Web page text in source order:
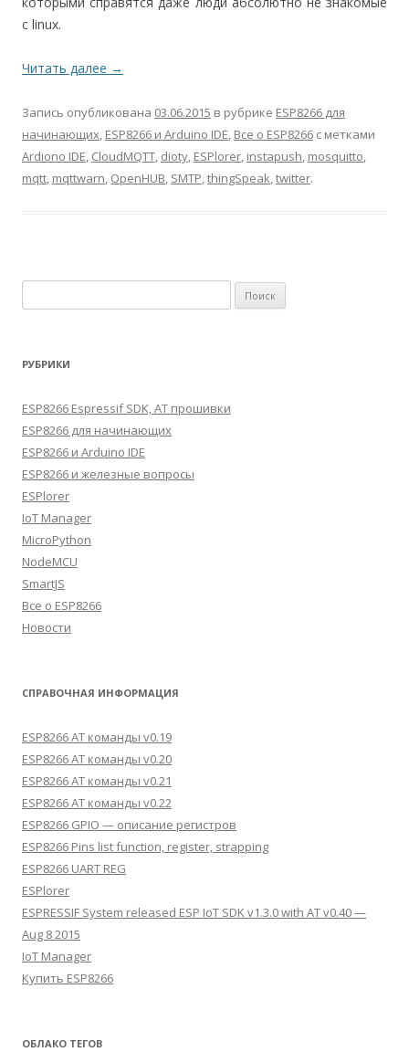
с linux.
Читать далее →
Запись опубликована 03.06.2015 в рубрике ESP8266 для
начинающих, ESP8266 и Arduino IDE, Все о ESP8266 с метками
Ardiono IDE, CloudMQTT, dioty, ESPlorer, instapush, mosquitto,
mqtt, mqttwarn, OpenHUB, SMTP,thingSpeak,twitter.
РУБРИКИ
ESP8266 Espressif SDK, AT прошивки
ESP8266 для начинающих
ESP8266 и Arduino IDE
ESP8266 и железные вопросы
ESPlorer
IoT Manager
MicroPython
NodeMCU
SmartJS
Все о ESP8266
Новости
СПРАВОЧНАЯ ИНФОРМАЦИЯ
ESP8266 AT команды v0.19
ESP8266 AT команды v0.20
ESP8266 AT команды v0.21
ESP8266 AT команды v0.22
ESP8266 GPIO — описание регистров
ESP8266 Pins list function, register, strapping
ESP8266 UART REG
ESPlorer
ESPRESSIF System released ESP IoT SDK v1.3.0 with AT v0.40 —
Aug 8 2015
IoT Manager
Купить ESP8266
ОБЛАКО ТЕГОВ